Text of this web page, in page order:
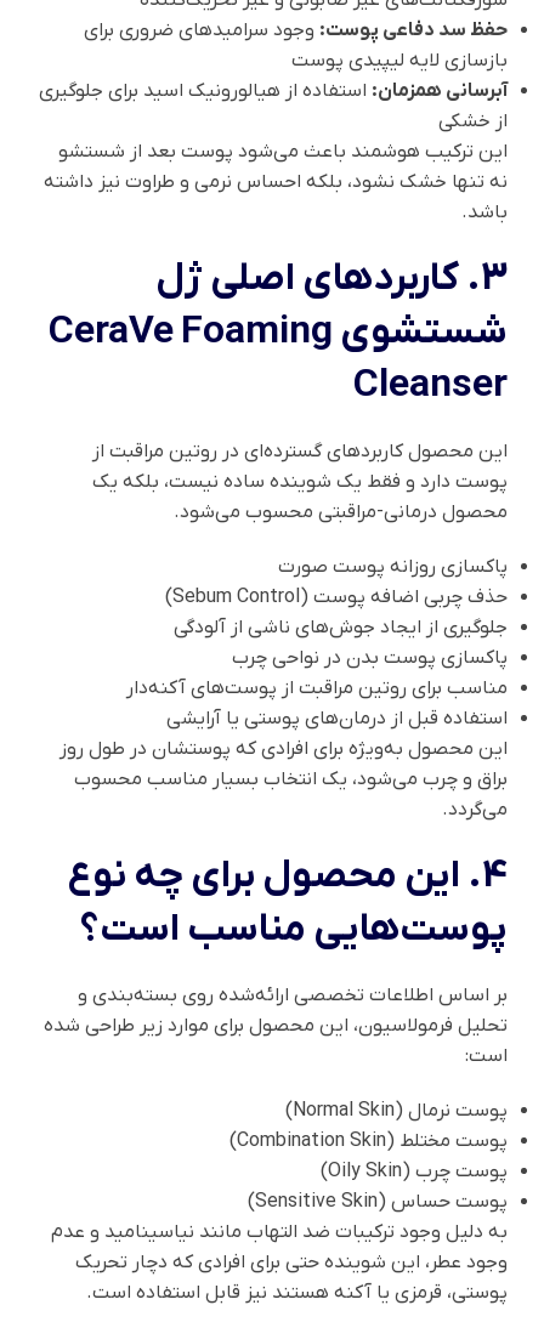
حفظ سد دفاعی پوست: وجود سرامیدهای ضروری برای
بازسازی لایه لیپیدی پوست
آبرسانی همزمان: استفاده از هیالورونیک اسید برای جلوگیری
از خشکی
این ترکیب هوشمند باعث می‌شود پوست بعد از شستشو
نه تنها خشک نشود، بلکه احساس نرمی و طراوت نیز داشته
باشد.
3. کاربردهای اصلی ژل
شستشوی CeraVe Foaming
Cleanser
این محصول کاربردهای گسترده‌ای در روتین مراقبت از
پوست دارد و فقط یک شوینده ساده نیست، بلکه یک
محصول درمانی-مراقبتی محسوب می‌شود.
پاکسازی روزانه پوست صورت
حذف چربی اضافه پوست (Sebum Control)
جلوگیری از ایجاد جوش‌های ناشی از آلودگی
پاکسازی پوست بدن در نواحی چرب
مناسب برای روتین مراقبت از پوست‌های آکنه‌دار
استفاده قبل از درمان‌های پوستی یا آرایشی
این محصول به‌ویژه برای افرادی که پوستشان در طول روز
براق و چرب می‌شود، یک انتخاب بسیار مناسب محسوب
می‌گردد.
4. این محصول برای چه نوع
پوست‌هایی مناسب است؟
بر اساس اطلاعات تخصصی ارائه‌شده روی بسته‌بندی و
تحلیل فرمولاسیون، این محصول برای موارد زیر طراحی شده
است:
پوست نرمال (Normal Skin)
پوست مختلط (Combination Skin)
پوست چرب (Oily Skin)
پوست حساس (Sensitive Skin)
به دلیل وجود ترکیبات ضد التهاب مانند نیاسینامید و عدم
وجود عطر، این شوینده حتی برای افرادی که دچار تحریک
پوستی، قرمزی یا آکنه هستند نیز قابل استفاده است.